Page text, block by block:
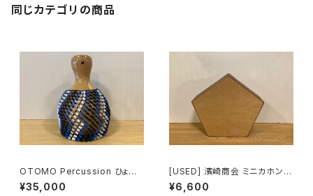
同じカテゴリの商品
OTOMO Percussion ひょう
たん製シェケレ ブルー & ブラッ
ク Shekere
¥35,000
[USED] 濱崎商会 ミニカホン C
AJONON（カホノン）MC-120
¥6,600